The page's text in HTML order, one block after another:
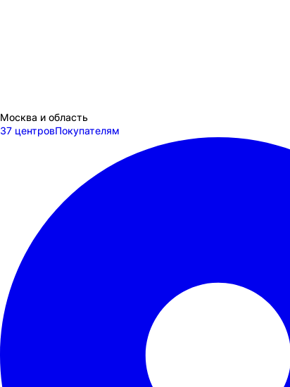
Москва и область
37 центровПокупателям